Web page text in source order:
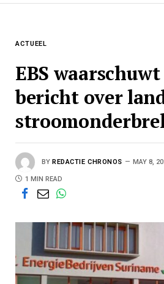
ACTUEEL
EBS
bericht over
BY REDACTIE CHRONOS MAY 8,
1 MIN READ